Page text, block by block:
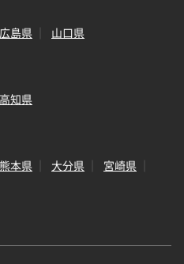
広島県 山口県
高知県
熊本県 大分県
宮崎県